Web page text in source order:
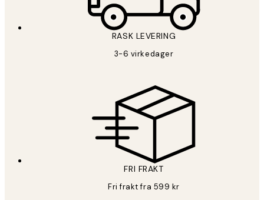
RASK LEVERING
3-6 virkedager
FRI FRAKT
Fri frakt fra 599 kr